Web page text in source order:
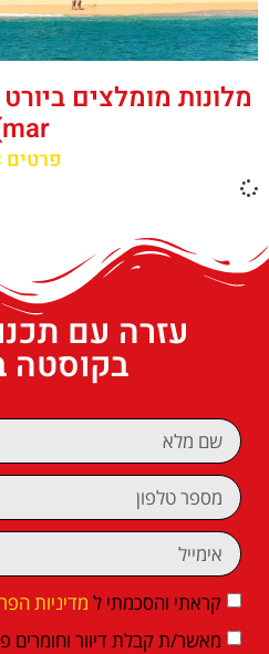
mar)
פרטים
עזרה עם
בקוסטה
קראתי והסכמתי ל מדיניות
מאשר/ת קבלת דיוור וחומרים